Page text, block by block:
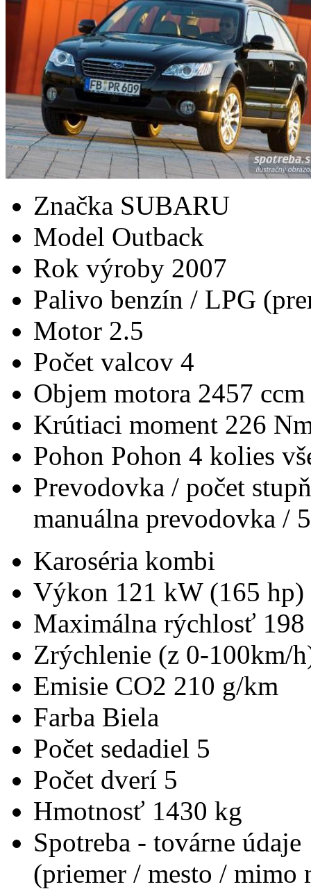
Značka SUBARU
Model Outback
Rok výroby 2007
Palivo benzín / LPG
Motor 2.5
Počet valcov 4
Objem motora 2457 ccm
Krútiaci moment 226
Pohon Pohon 4 kolies
Prevodovka / počet
manuálna prevodovka / 5
Karoséria kombi
Výkon 121 kW (165 hp)
Maximálna rýchlosť
Zrýchlenie (z 0-100km/
Emisie CO2 210 g/km
Farba Biela
Počet sedadiel 5
Počet dverí 5
Hmotnosť 1430 kg
Spotreba - továrne údaje
(priemer / mesto / mimo